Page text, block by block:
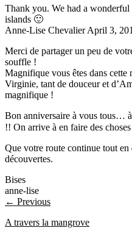
Thank you. We had a
islands 🙂
Anne-Lise ChevalierApril 3,
Merci de partager un peu de
souffle !
Magnifique vous êtes dans
Virginie, tant de douceur et
magnifique !
Bon anniversaire à vous tous…
!! On arrive à en faire des
Que votre route continue tout
découvertes.
Bises
anne-lise
← Previous
A travers la mangrove